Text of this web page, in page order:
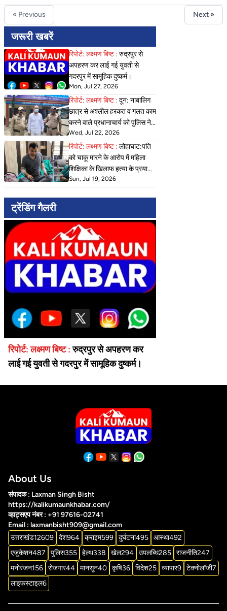
« Previous Next »
जरूरी खबरें
रिपोर्ट: लक्ष्मण बिष्ट : रुद्रपुर से
अपहरण कर लाई गई युवती से
गदरपुर में सामूहिक दुष्कर्म।
Mon, Jul 27, 2026
रिपोर्ट: लक्ष्मण बिष्ट : दून: नाबालिग
छात्र से अश्लील हरकत व गलत काम
करने वाले प्रधानाचार्य को पुलिस ने
किया गिरफ्तार
Wed, Jul 22, 2026
रिपोर्ट: लक्ष्मण बिष्ट : लोहाघाट:पति
को चाकू मारने के आरोप में महिला
शिक्षिका के खिलाफ हत्या के प्रयास
का मुकदमा दर्ज। पति पर भी मुकदमा
Sun, Jul 19, 2026
ट्रेंडिंग गैलरी
रिपोर्ट: लक्ष्मण बिष्ट :रुद्रपुर से अपहरण कर
लाई गई युवती से गदरपुर में सामूहिक दुष्कर्म।
About Us
संपादक : Laxman Singh Bisht
https://kalikumaunkhabar.com/
व्हाट्सएप नंबर : +91 97616-02741
Email : laxmanbisht909@gmail.com
उत्तराखंड12609 देश964 क्राइम599 दुर्घटना495 आस्था492
एजुकेशन487 पुलिस355 हेल्थ338 खेल294 उपलब्धि285 राजनीति247
मनोरंजन156 रोजगार44 मानसून40 कृषि36 विदेश25 व्यापार9 टेक्नोलॉजी7
लाइफस्टाइल6